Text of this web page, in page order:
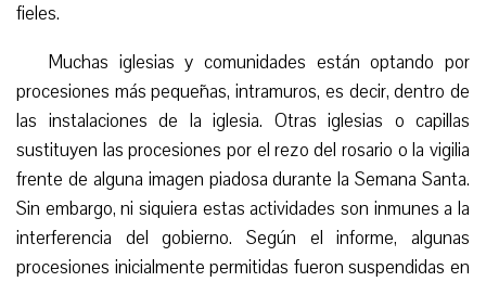
fieles.
Muchas iglesias y comunidades están optando por
procesiones más pequeñas,intramuros, es decir, dentro de
las instalaciones de la iglesia. Otras iglesias o capillas
sustituyen las procesiones por el rezo del rosario o la vigilia
frente de alguna imagen piadosa durante la Semana Santa.
Sin embargo, ni siquiera estas actividades son inmunes a la
interferencia del gobierno. Según el informe, algunas
procesiones inicialmente permitidas fueron suspendidas en